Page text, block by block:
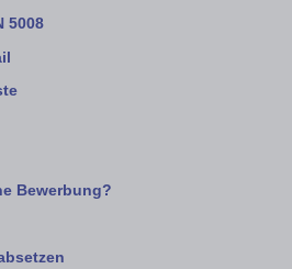
5008
Bewerbung?